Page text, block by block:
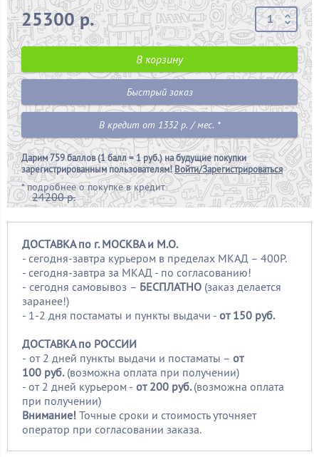
25300 р.
24200 р.
В корзину
Быстрый заказ
В кредит от 1332 р. / мес. *
Дарим759 баллов (1 балл = 1 руб.)на будущие покупки
зарегистрированным пользователям!Войти/Зарегистрироваться
*подробнее о покупке в кредит
ДОСТАВКА по г. МОСКВА и М.О.
- сегодня-завтра курьером в пределах МКАД – 400Р.
- сегодня-завтра за МКАД - по согласованию!
- сегодня самовывоз – БЕСПЛАТНО (заказ делается
заранее!)
- 1-2 дня постаматы и пункты выдачи - от 150 руб.
ДОСТАВКА по РОССИИ
- от 2 дней пункты выдачи и постаматы – от
100 руб. (возможна оплата при получении)
- от 2 дней курьером - от 200 руб.(возможна оплата
при получении)
Внимание! Точные сроки и стоимость уточняет
оператор при согласовании заказа.